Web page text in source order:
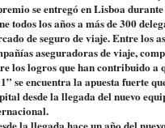
se entregó en Lisboa
todos los años a más de 300
de seguro de viaje. Entre los
aseguradoras de viaje,
los logros que han contribuido a
se encuentra la apuesta fuerte
desde la llegada del nuevo